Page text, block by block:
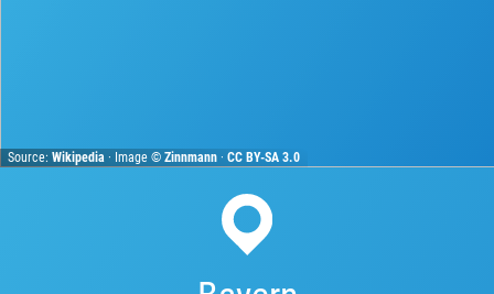
Source:Wikipedia · Image ©Zinnmann ·CC BY-SA 3.0